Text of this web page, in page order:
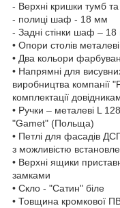
- Верхні кришки тумб
- полиці шаф - 18 мм
- Задні стінки шаф –
• Опори столів металеві
• Два кольори
• Напрямні для
виробництва компанії
комплектації
• Ручки – металеві L
"Gamet" (Польща)
• Петлі для фасадів
з можливістю
• Верхні ящики
замками
• Скло - "Сатин" біле
• Товщина кромкової